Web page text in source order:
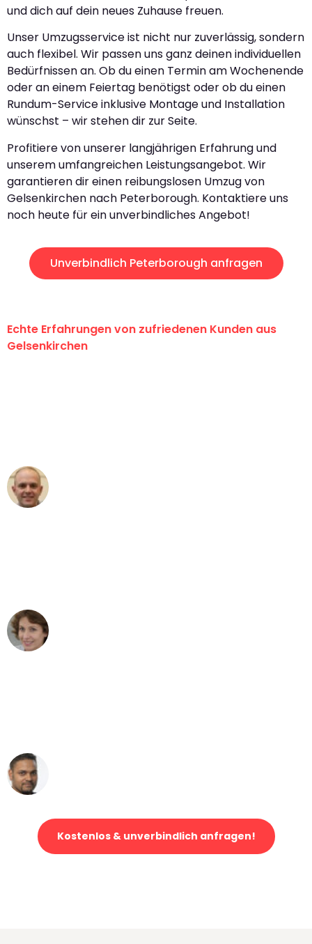
und dich auf dein neues Zuhause freuen.
Unser Umzugsservice ist nicht nur zuverlässig, sondern
auch flexibel. Wir passen uns ganz deinen individuellen
Bedürfnissen an. Ob du einen Termin am Wochenende
oder an einem Feiertag benötigst oder ob du einen
Rundum-Service inklusive Montage und Installation
wünschst – wir stehen dir zur Seite.
Profitiere von unserer langjährigen Erfahrung und
unserem umfangreichen Leistungsangebot. Wir
garantieren dir einen reibungslosen Umzug von
Gelsenkirchen nach Peterborough. Kontaktiere uns
noch heute für ein unverbindliches Angebot!
Unverbindlich Peterborough anfragen
Echte Erfahrungen von zufriedenen Kunden aus
Gelsenkirchen
Kostenlos & unverbindlich anfragen!